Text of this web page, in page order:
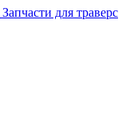
Запчасти для траверс